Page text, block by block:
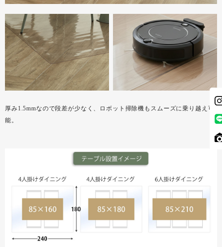
厚み1.5mmなので段差が少なく、ロボット掃除機もスムーズに乗り越え可
能。